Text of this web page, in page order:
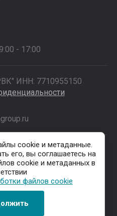
- 17:00
ИНН: 7710955150
цены и технические
на сайте, не являются
положениями Статьи 437 (2)
характер. Для
и стоимости товара,
телефонам.
cookie и метаданные.
его, вы соглашаетесь на
cookie и метаданных в
файлов cookie